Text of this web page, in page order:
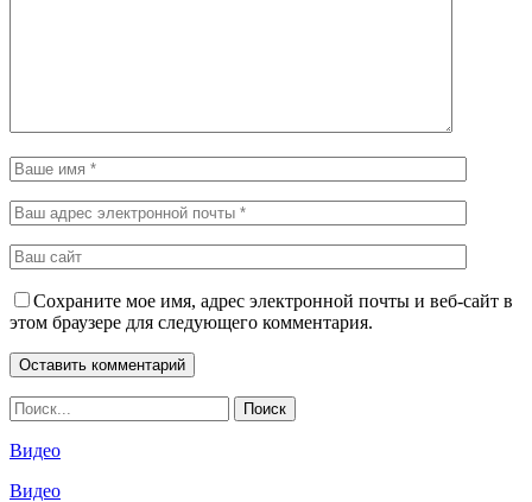
Сохраните мое имя, адрес электронной почты и веб-сайт в
этом браузере для следующего комментария.
Видео
Видео